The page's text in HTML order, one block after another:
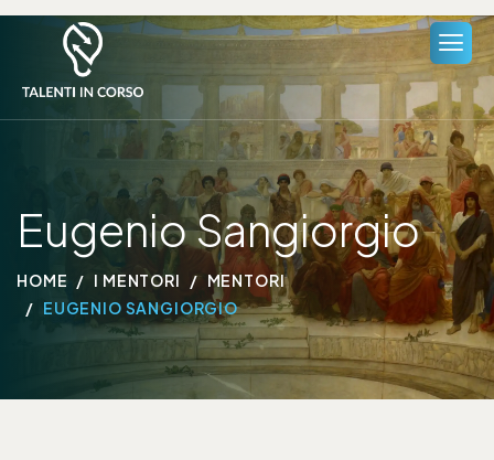
Eugenio Sangiorgio
HOME I MENTORI
MENTORI
EUGENIO SANGIORGIO